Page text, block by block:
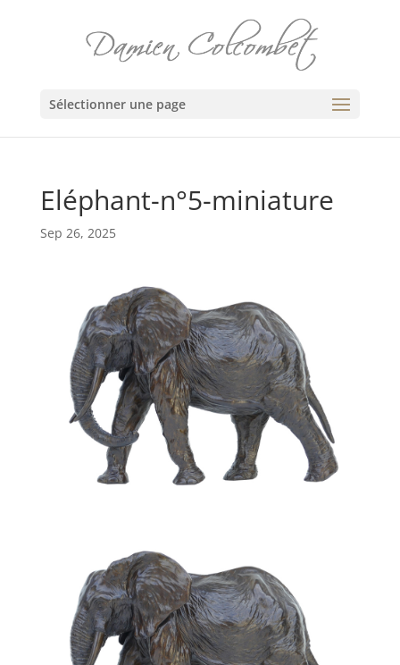
Sélectionner une page
Eléphant-n°5-miniature
Sep 26, 2025